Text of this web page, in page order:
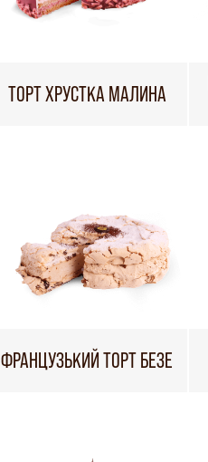
ТОРТ ХРУСТКА МАЛИНА
ФРАНЦУЗЬКИЙ ТОРТ БЕЗЕ